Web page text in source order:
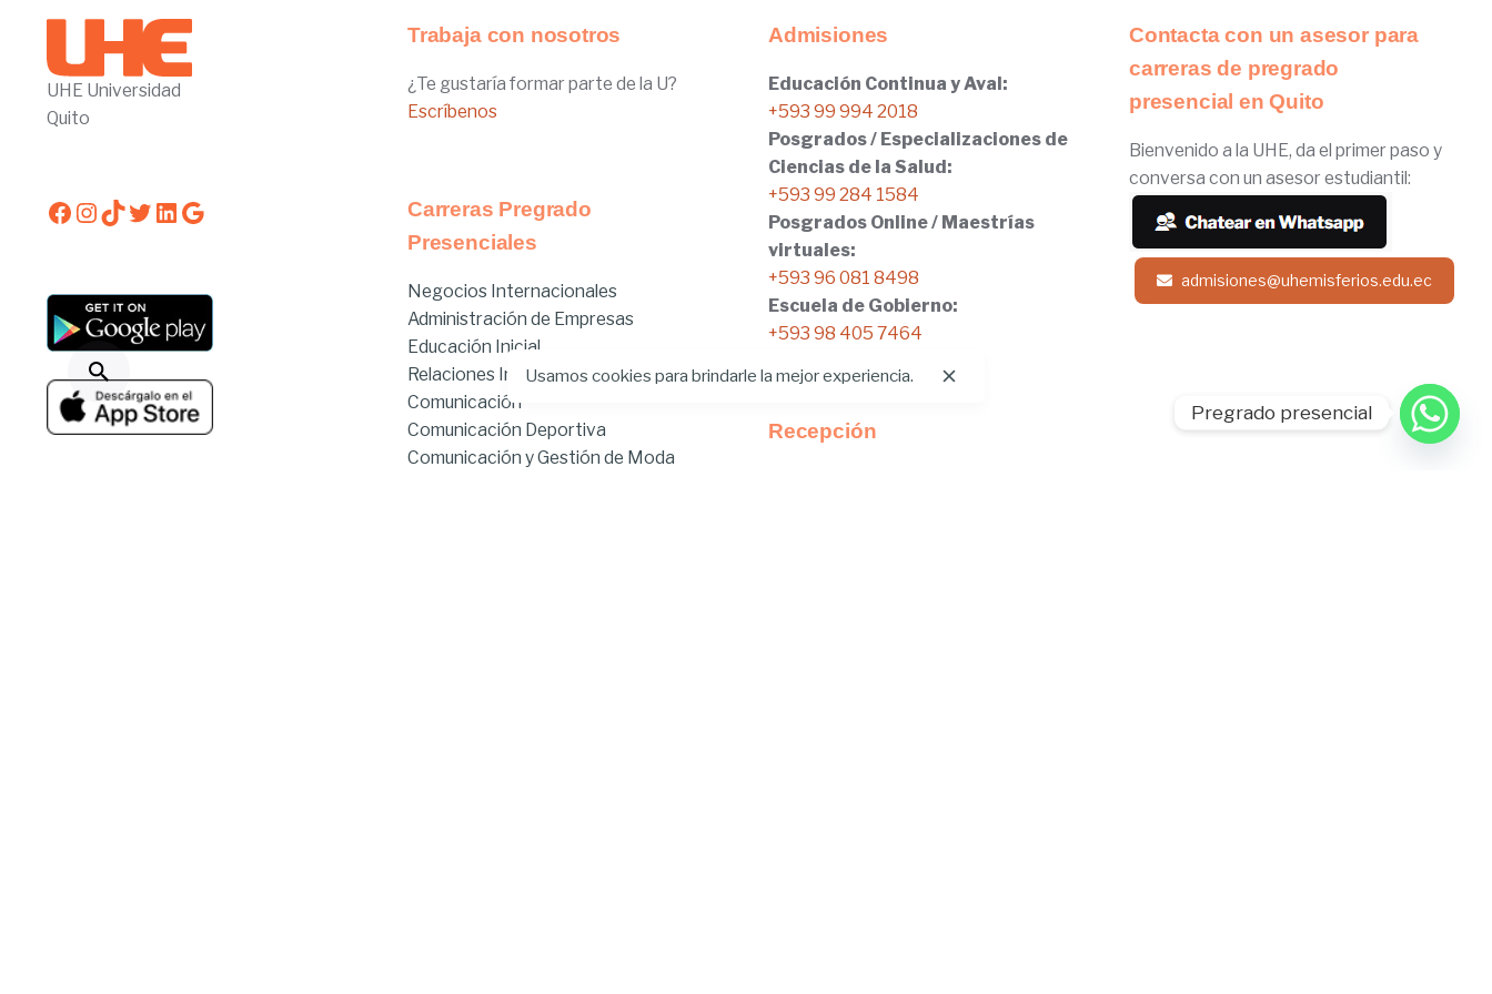
UHE Universidad
Quito
Facebook
Instagram
TikTok
Twitter
LinkedIn
Google
Trabaja con nosotros
¿Te gustaría formar parte de la U?
Escríbenos
Carreras Pregrado
Presenciales
Negocios Internacionales
Administración de Empresas
Educación Inicial
Relaciones Internacionales
Comunicación
Comunicación Deportiva
Comunicación y Gestión de Moda
Admisiones
Educación Continua y Aval:
+593 99 994 2018
Posgrados / Especializaciones de
Ciencias de la Salud:
+593 99 284 1584
Posgrados Online / Maestrías
virtuales:
+593 96 081 8498
Escuela de Gobierno:
+593 98 405 7464
Recepción
Contacta con un asesor para
carreras de pregrado
presencial en Quito
Bienvenido a la UHE, da el primer paso y
conversa con un asesor estudiantil:
admisiones@uhemisferios.edu.ec
Usamos cookies para brindarle la mejor experiencia.
Pregrado presencial